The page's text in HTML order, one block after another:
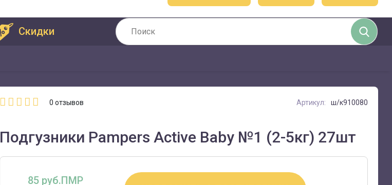
Скидки
0отзывов Артикул: ш/к910080
Подгузники Pampers Active Baby №1 (2-5кг) 27шт
85 руб.ПМР